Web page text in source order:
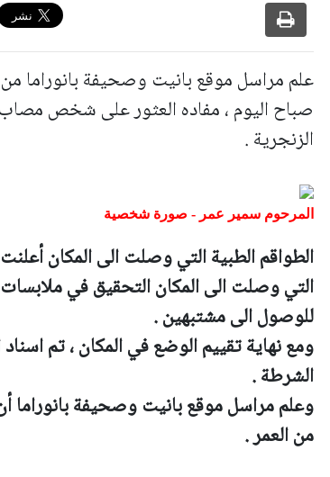
علم مراسل موقع بانيت وصحيفة بانوراما
صباح اليوم ، مفاده العثور على شخص
الزنجرية .
المرحوم سمير عمر - صورة شخصية
الطواقم الطبية التي وصلت الى المكان
التي وصلت الى المكان التحقيق في
للوصول الى مشتبهين .
ومع نهاية تقييم الوضع في المكان ، تم
الشرطة .
وعلم مراسل موقع بانيت وصحيفة
من العمر .